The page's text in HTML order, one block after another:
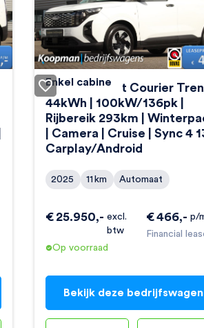
Enkel cabine
Ford E-Transit Courier
44kWh | 100kW/136pk |
Rijbereik 293km |
| Camera | Cruise | Sync 4
Carplay/Android
2025 11 km Automaat
€466,- p/
Financial
€ 25.950,- excl.
btw
Op voorraad
Bekijk deze bedrijfswagen